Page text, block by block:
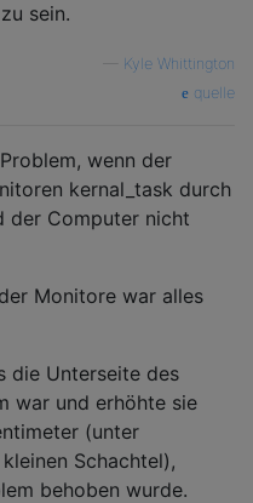
sein.
Kyle Whittington
quelle
wenn der
kernal_task durch
der Computer nicht
Monitore war alles
die Unterseite des
war und erhöhte sie
(unter
Schachtel),
behoben wurde.